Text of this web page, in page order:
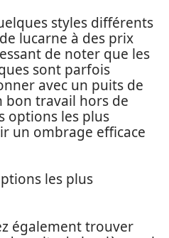
styles différents
lucarne à des prix
de noter que les
sont parfois
avec un puits de
bon travail hors de
options les plus
un ombrage efficace
les plus
également trouver